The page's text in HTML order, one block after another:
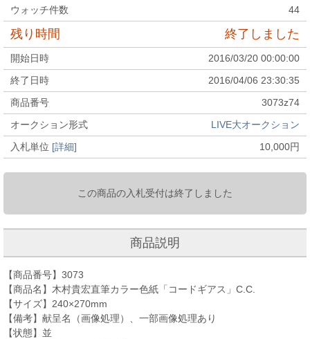
ウォッチ件数
44
残り時間 終了しました
開始日時
2016/03/20 00:00:00
終了日時
2016/04/06 23:30:35
商品番号
3073z74
オークション形式
LIVE大オークション
入札単位 [詳細] 10,000円
この商品の入札受付は終了しました
商品説明
【商品番号】3073
【商品名】木村貴宏直筆カラー色紙「コードギアス」C.C.
【サイズ】240×270mm
【備考】献呈名（画像処理）、一部画像処理あり
【状態】並